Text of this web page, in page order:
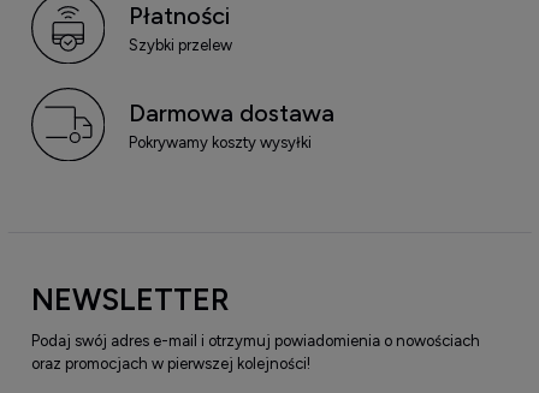
Płatności
Szybki przelew
Darmowa dostawa
Pokrywamy koszty wysyłki
NEWSLETTER
Podaj swój adres e-mail i otrzymuj powiadomienia o nowościach
oraz promocjach w pierwszej kolejności!